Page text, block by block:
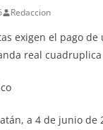
Redaccion
exigen el pago
real
a 4 de junio de